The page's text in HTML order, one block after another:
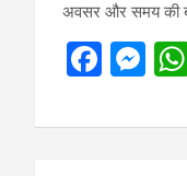
अवसर और समय की
F
ce
M
se